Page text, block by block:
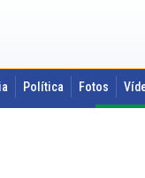
Política Fotos